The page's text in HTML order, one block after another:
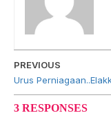
PREVIOUS
3 RESPONSES